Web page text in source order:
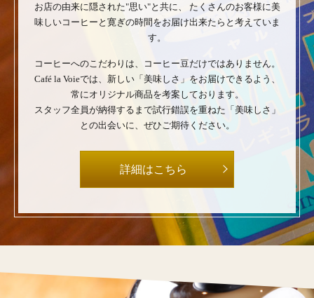
お店の由来に隠された"思い"と共に、
たくさんのお客様に美
味しいコーヒーと寛ぎの時間をお届け出来たらと考えていま
す。
コーヒーへのこだわりは、コーヒー豆だけではありません。
Café la Voieでは、新しい「美味しさ」をお届けできるよう、
常にオリジナル商品を考案しております。
スタッフ全員が納得するまで試行錯誤を重ねた「美味しさ」
との出会いに、ぜひご期待ください。
詳細はこちら